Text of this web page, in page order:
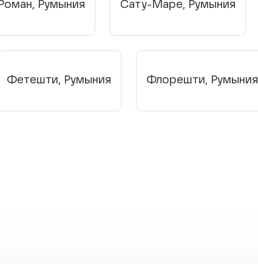
Роман, Румыния Сату-Маре, Румыния
Фетешти, Румыния Флорешти, Румыния